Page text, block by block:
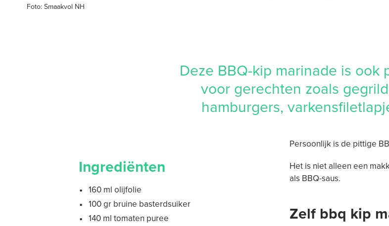
Foto: Smaakvol NH
Deze BBQ-kip marinade is ook
voor gerechten zoals
hamburgers,
Ingrediënten
160 ml olijfolie
100 gr bruine basterdsuiker
140 ml tomaten puree
Persoonlijk is de pittige
Het is niet alleen een
als BBQ-saus.
Zelf bbq kip